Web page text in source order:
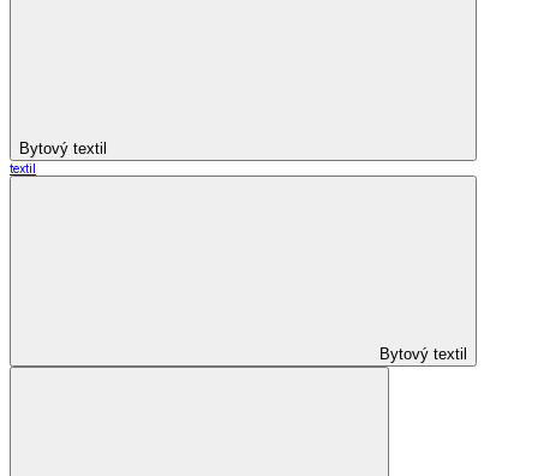
Bytový textil
textil
Bytový textil